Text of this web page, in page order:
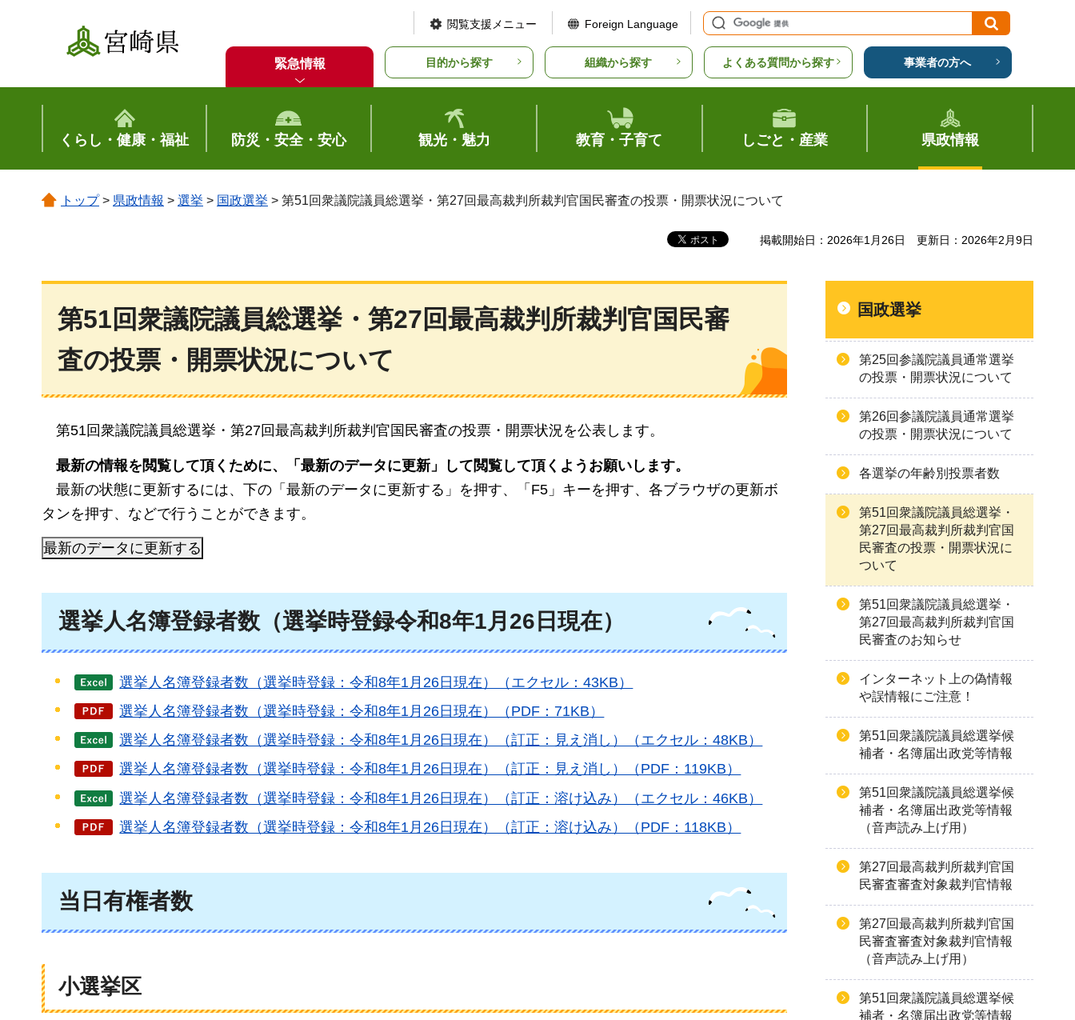
宮崎県
閲覧支援メニュー Foreign Language
緊急情報 目的から探す 組織から探す よくある質問から探す 事業者の方へ
くらし・健康・福祉 防災・安全・安心 観光・魅力 教育・子育て しごと・産業 県政情報
トップ> 県政情報 > 選挙 > 国政選挙 > 第51回衆議院議員総選挙・第27回最高裁判所裁判官国民審査の投票・開票状況について
掲載開始日：2026年1月26日 更新日：2026年2月9日
第51回衆議院議員総選挙・第27回最高裁判所裁判官国民審
査の投票・開票状況について
第51回衆議院議員総選挙・第27回最高裁判所裁判官国民審査の投票・開票状況を公表します。
最新の情報を閲覧して頂くために、「最新のデータに更新」して閲覧して頂くようお願いします。
最新の状態に更新するには、下の「最新のデータに更新する」を押す、「F5」キーを押す、各ブラウザの更新ボ
タンを押す、などで行うことができます。
選挙人名簿登録者数（選挙時登録令和8年1月26日現在）
選挙人名簿登録者数（選挙時登録：令和8年1月26日現在）（エクセル：43KB）
選挙人名簿登録者数（選挙時登録：令和8年1月26日現在）（PDF：71KB）
選挙人名簿登録者数（選挙時登録：令和8年1月26日現在）（訂正：見え消し）（エクセル：48KB）
選挙人名簿登録者数（選挙時登録：令和8年1月26日現在）（訂正：見え消し）（PDF：119KB）
選挙人名簿登録者数（選挙時登録：令和8年1月26日現在）（訂正：溶け込み）（エクセル：46KB）
選挙人名簿登録者数（選挙時登録：令和8年1月26日現在）（訂正：溶け込み）（PDF：118KB）
当日有権者数
小選挙区
国政選挙
第25回参議院議員通常選挙
の投票・開票状況について
第26回参議院議員通常選挙
の投票・開票状況について
各選挙の年齢別投票者数
第51回衆議院議員総選挙・
第27回最高裁判所裁判官国
民審査の投票・開票状況に
ついて
第51回衆議院議員総選挙・
第27回最高裁判所裁判官国
民審査のお知らせ
インターネット上の偽情報
や誤情報にご注意！
第51回衆議院議員総選挙候
補者・名簿届出政党等情報
第51回衆議院議員総選挙候
補者・名簿届出政党等情報
（音声読み上げ用）
第27回最高裁判所裁判官国
民審査審査対象裁判官情報
第27回最高裁判所裁判官国
民審査審査対象裁判官情報
（音声読み上げ用）
第51回衆議院議員総選挙候
補者・名簿届出政党等情報